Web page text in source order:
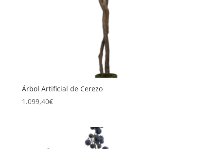
Árbol Artificial de Cerezo
1.099,40€